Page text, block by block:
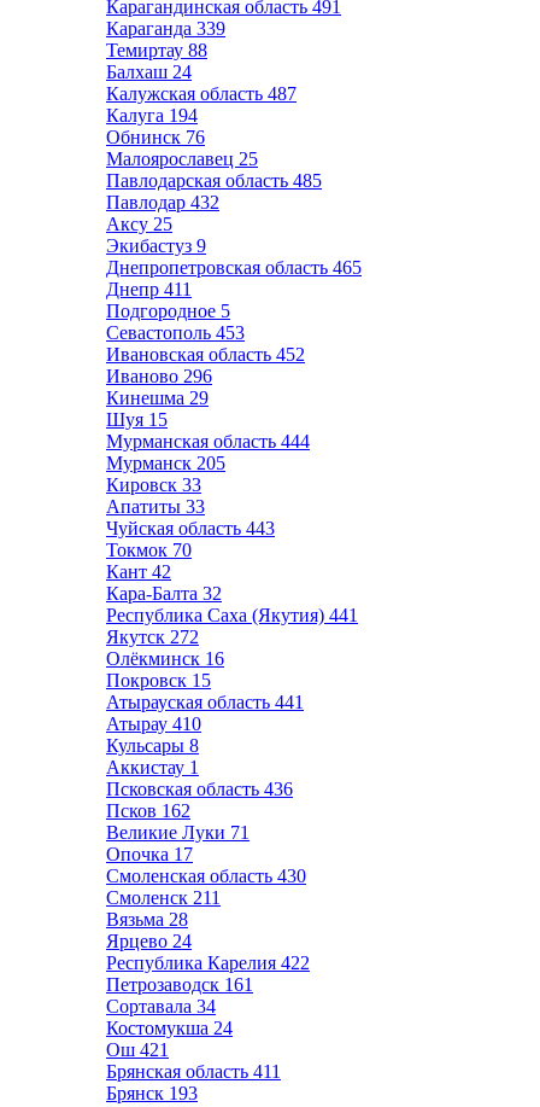
Карагандинская область 491
Караганда 339
Темиртау 88
Балхаш 24
Калужская область 487
Калуга 194
Обнинск 76
Малоярославец 25
Павлодарская область 485
Павлодар 432
Аксу 25
Экибастуз 9
Днепропетровская область 465
Днепр 411
Подгородное 5
Севастополь 453
Ивановская область 452
Иваново 296
Кинешма 29
Шуя 15
Мурманская область 444
Мурманск 205
Кировск 33
Апатиты 33
Чуйская область 443
Токмок 70
Кант 42
Кара-Балта 32
Республика Саха (Якутия) 441
Якутск 272
Олёкминск 16
Покровск 15
Атырауская область 441
Атырау 410
Кульсары 8
Аккистау 1
Псковская область 436
Псков 162
Великие Луки 71
Опочка 17
Смоленская область 430
Смоленск 211
Вязьма 28
Ярцево 24
Республика Карелия 422
Петрозаводск 161
Сортавала 34
Костомукша 24
Ош 421
Брянская область 411
Брянск 193